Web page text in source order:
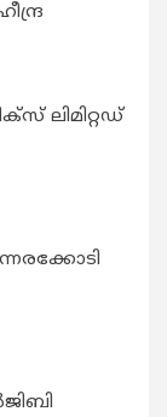
ലിമിറ്റഡ്